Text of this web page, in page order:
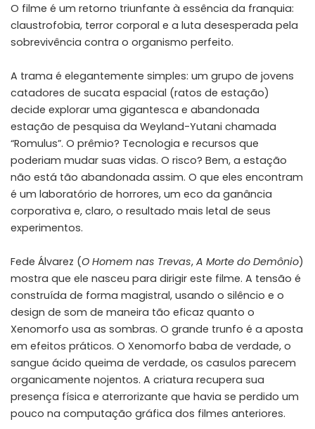
O filme é um retorno triunfante à essência da franquia:
claustrofobia, terror corporal e a luta desesperada pela
sobrevivência contra o organismo perfeito.
A trama é elegantemente simples: um grupo de jovens
catadores de sucata espacial (ratos de estação)
decide explorar uma gigantesca e abandonada
estação de pesquisa da Weyland-Yutani chamada
“Romulus”. O prêmio? Tecnologia e recursos que
poderiam mudar suas vidas. O risco? Bem, a estação
não está tão abandonada assim. O que eles encontram
é um laboratório de horrores, um eco da ganância
corporativa e, claro, o resultado mais letal de seus
experimentos.
Fede Álvarez (O Homem nas Trevas, A Morte do Demônio)
mostra que ele nasceu para dirigir este filme. A tensão é
construída de forma magistral, usando o silêncio e o
design de som de maneira tão eficaz quanto o
Xenomorfo usa as sombras. O grande trunfo é a aposta
em efeitos práticos. O Xenomorfo baba de verdade, o
sangue ácido queima de verdade, os casulos parecem
organicamente nojentos. A criatura recupera sua
presença física e aterrorizante que havia se perdido um
pouco na computação gráfica dos filmes anteriores.